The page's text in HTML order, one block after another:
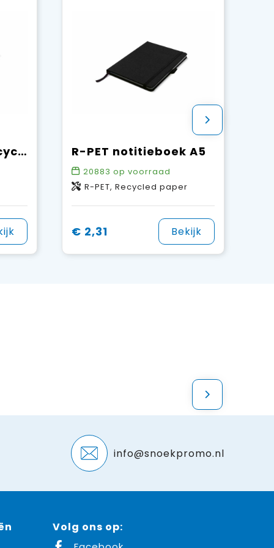
Notitieblock gerecycled papier 150 vellen R-PET notitieboek A5
20883 op voorraad
R-PET, Recycled paper
€ 2,31 Bekijk
info@snoekpromo.nl
Volg ons op: